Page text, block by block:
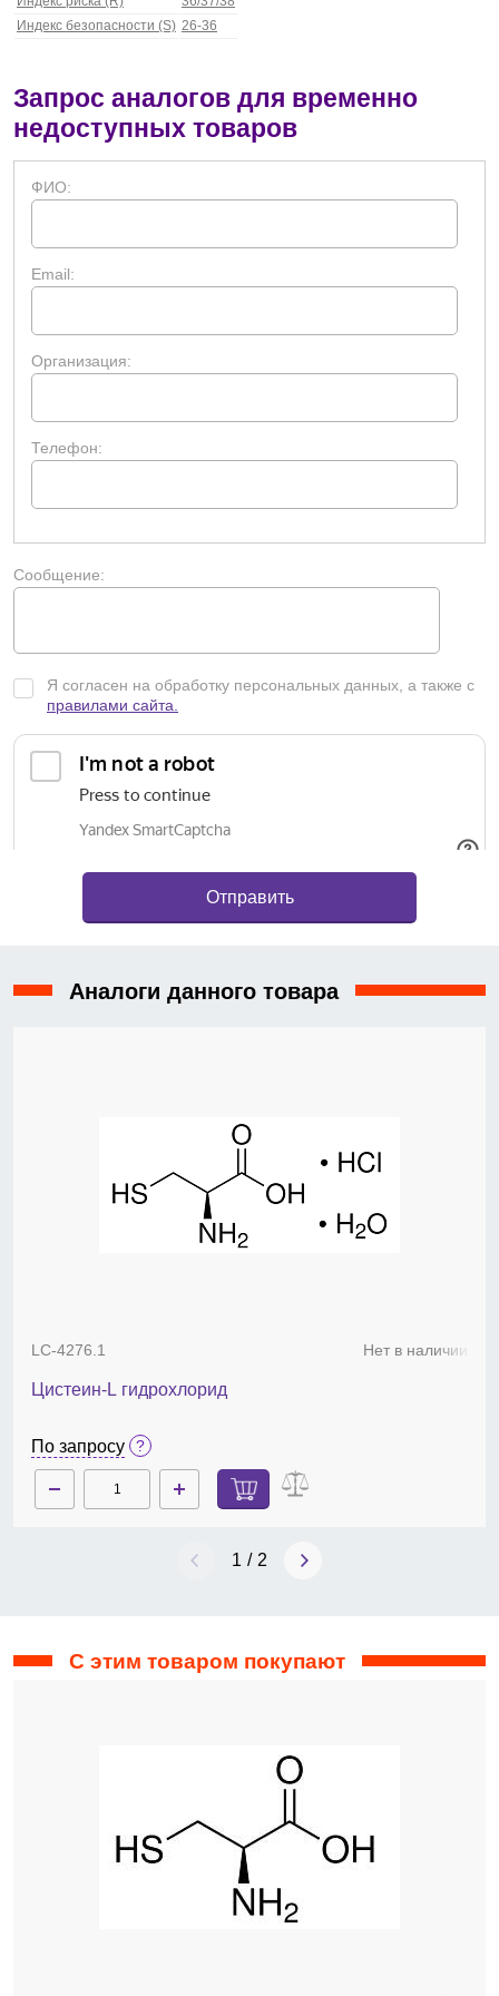
Индекс безопасности (S) 26-36
Запрос аналогов для временно
недоступных товаров
ФИО:
Email:
Организация:
Телефон:
Сообщение:
Я согласен на обработку персональных данных, а также с
правилами сайта.
Аналоги данного товара
LC-4276.1 Нет в наличии
Цистеин-L гидрохлорид
По запросу
1 / 2
С этим товаром покупают